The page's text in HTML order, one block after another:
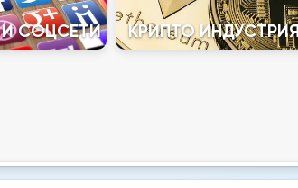
СОЦСЕТИ КРИПТО ИНДУСТРИЯ